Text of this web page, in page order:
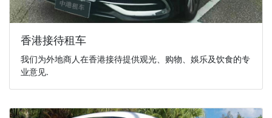
香港接待租车
我们为外地商人在香港接待提供观光、购物、娛乐及饮食的专
业意见.